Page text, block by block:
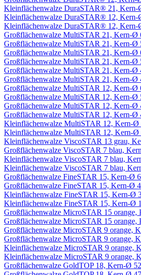
Kleinflächenwalze DuraSTAR® 21, Kern-
Kleinflächenwalze DuraSTAR® 12, Kern-
Kleinflächenwalze DuraSTAR® 12, Kern-
Großflächenwalze MultiSTAR 21, Kern-Ø
Großflächenwalze MultiSTAR 21, Kern-Ø
Großflächenwalze MultiSTAR 21, Kern-Ø
Großflächenwalze MultiSTAR 21, Kern-Ø
Großflächenwalze MultiSTAR 21, Kern-Ø
Großflächenwalze MultiSTAR 21, Kern-Ø
Großflächenwalze MultiSTAR 12, Kern-Ø
Großflächenwalze MultiSTAR 12, Kern-Ø
Großflächenwalze MultiSTAR 12, Kern-Ø
Großflächenwalze MultiSTAR 12, Kern-Ø
Kleinflächenwalze MultiSTAR 12, Kern-Ø
Kleinflächenwalze MultiSTAR 12, Kern-Ø
Kleinflächenwalze ViscoSTAR 13 grau,
Großflächenwalze ViscoSTAR 7 blau,
Kleinflächenwalze ViscoSTAR 7 blau,
Kleinflächenwalze ViscoSTAR 7 blau,
Großflächenwalze FineSTAR 15, Kern-Ø
Großflächenwalze FineSTAR 15, Kern-Ø
Kleinflächenwalze FineSTAR 15, Kern-Ø
Kleinflächenwalze FineSTAR 15, Kern-Ø
Großflächenwalze MicroSTAR 15 orange,
Großflächenwalze MicroSTAR 15 orange,
Großflächenwalze MicroSTAR 9 orange,
Großflächenwalze MicroSTAR 9 orange,
Kleinflächenwalze MicroSTAR 9 orange,
Kleinflächenwalze MicroSTAR 9 orange,
Großflächenwalze GoldTOP 18, Kern-Ø